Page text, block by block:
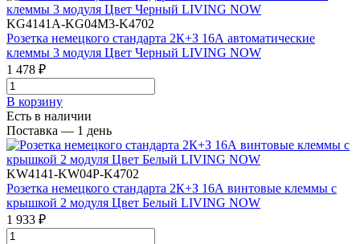
KG4141A-KG04M3-K4702
Розетка немецкого стандарта 2К+З 16А автоматические
клеммы 3 модуля Цвет Черный LIVING NOW
1 478 ₽
В корзинy
Есть в наличии
Поставка — 1 день
KW4141-KW04P-K4702
Розетка немецкого стандарта 2К+З 16А винтовые клеммы с
крышкой 2 модуля Цвет Белый LIVING NOW
1 933 ₽